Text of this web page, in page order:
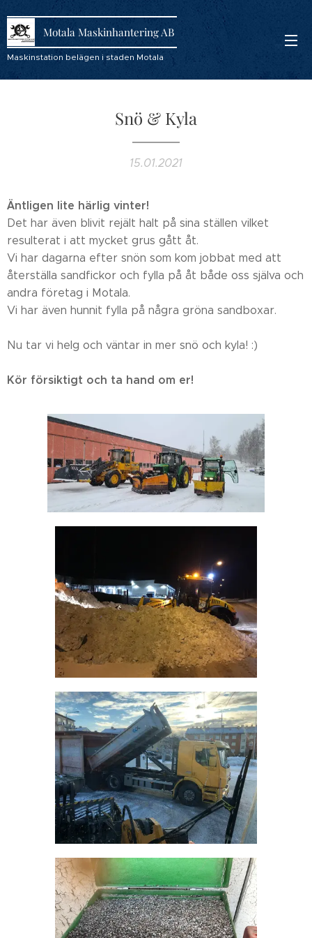
Motala Maskinhantering AB
Maskinstation belägen i staden Motala
Snö & Kyla
15.01.2021
Äntligen lite härlig vinter!
Det har även blivit rejält halt på sina ställen vilket
resulterat i att mycket grus gått åt.
Vi har dagarna efter snön som kom jobbat med att
återställa sandfickor och fylla på åt både oss själva och
andra företag i Motala.
Vi har även hunnit fylla på några gröna sandboxar.
Nu tar vi helg och väntar in mer snö och kyla! :)
Kör försiktigt och ta hand om er!